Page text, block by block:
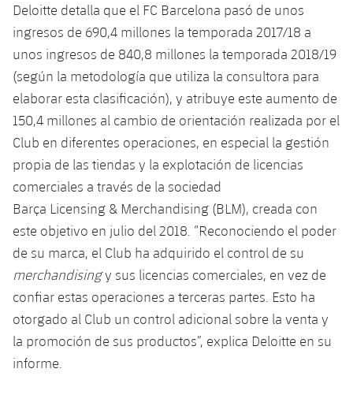
Jugadors
Fotos
Palmarés
Historia
Clasificaciones
Alevín
Actualidad
Calendario
Entradas
Resultados
Clasificaciones
Jugadores
Fotos
Historia
Palmarés
Barça Atlètic
plusicon
más
Actualidad
Resultados
Jugadores
Clasificaciones
Base
plusicon
más
Actualidad
Junior
Juvenil
Infantil
Alevín
Campus Verano
PLUSICON
MÁS
plusicon
más
Noticias
Atletismo
plusicon
más
Actualidad
Masculino
Baloncesto en silla de ruedas
plusicon
más
Actualidad
Jugadores
plusicon
más
Actualidad
Deloitte detalla que el FC Barcelona pasó de unos
ingresos de 690,4 millones la temporada 2017/18 a
unos ingresos de 840,8 millones la temporada 2018/19
(según la metodología que utiliza la consultora para
elaborar esta clasificación), y atribuye este aumento de
150,4 millones al cambio de orientación realizada por el
Club en diferentes operaciones, en especial la gestión
propia de las tiendas y la explotación de licencias
comerciales a través de la sociedad
Barça Licensing & Merchandising (BLM), creada con
este objetivo en julio del 2018. “Reconociendo el poder
de su marca, el Club ha adquirido el control de su
merchandisingy sus licencias comerciales, en vez de
confiar estas operaciones a terceras partes. Esto ha
otorgado al Club un control adicional sobre la venta y
la promoción de sus productos”, explica Deloitte en su
informe.